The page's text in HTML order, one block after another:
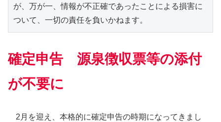
が、万が一、情報が不正確であったことによる損害に
ついて、一切の責任を負いかねます。
確定申告 源泉徴収票等の添付
が不要に
2月を迎え、本格的に確定申告の時期になってきまし